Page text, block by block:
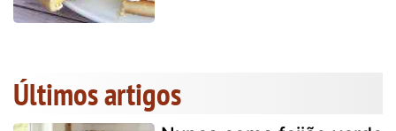
Últimos artigos